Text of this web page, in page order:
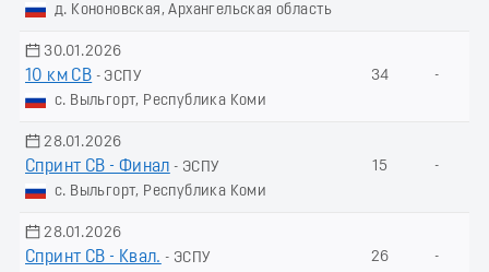
д. Кононовская, Архангельская область
30.01.2026
10 км СВ - ЭСПУ
с. Выльгорт, Республика Коми
34 -
28.01.2026
Спринт СВ - Финал - ЭСПУ
с. Выльгорт, Республика Коми
15 -
28.01.2026
Спринт СВ - Квал. - ЭСПУ
26 -